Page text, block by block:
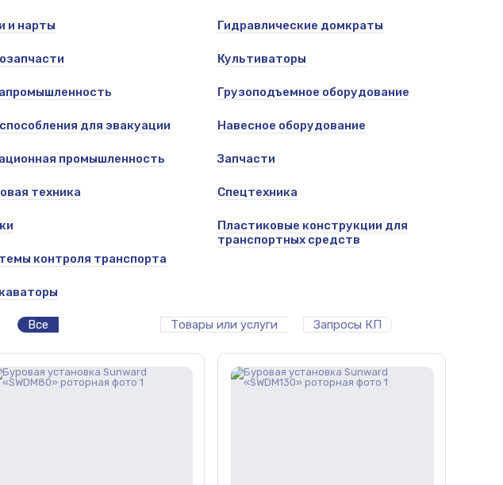
и нарты
для эвакуации
промышленность
техника
контроля транспорта
Гидравлические домкраты
Культиваторы
Грузоподъемное оборудование
Навесное оборудование
Запчасти
Спецтехника
Пластиковые конструкции для
транспортных средств
Все Товары или услуги Запросы КП